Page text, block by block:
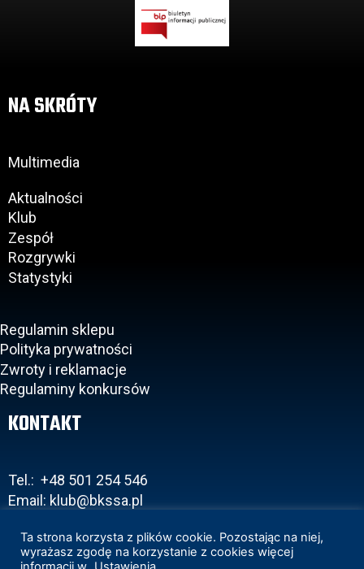
NA SKRÓTY
Multimedia
Aktualności
Klub
Zespół
Rozgrywki
Statystyki
Regulamin sklepu
Polityka prywatności
Zwroty i reklamacje
Regulaminy konkursów
KONTAKT
Tel.: +48 501 254 546
Email: klub@bkssa.pl
Ta strona korzysta z plików cookie. Pozostając na niej,
wyrażasz zgodę na korzystanie z cookies więcej